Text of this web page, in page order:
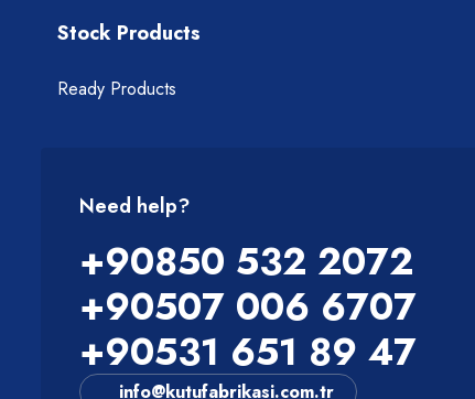
Stock Products
Ready Products
Need help?
+90850 532 2072
+90507 006 6707
+90531 651 89 47
info@kutufabrikasi.com.tr